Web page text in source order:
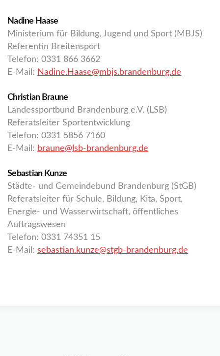
Nadine Haase
Ministerium für Bildung, Jugend und Sport (MBJS)
Referentin Breitensport
Telefon: 0331 866 3662
E-Mail: Nadine.Haase@mbjs.brandenburg.de
Christian Braune
Landessportbund Brandenburg e.V. (LSB)
Referatsleiter Sportentwicklung
Telefon: 0331 5856 7160
E-Mail: braune@lsb-brandenburg.de
Sebastian Kunze
Städte- und Gemeindebund Brandenburg (StGB)
Referatsleiter für Schule, Bildung, Kita, Sport,
Energie- und Wasserwirtschaft, öffentliches
Auftragswesen
Telefon: 0331 74351 15
E-Mail: sebastian.kunze@stgb-brandenburg.de